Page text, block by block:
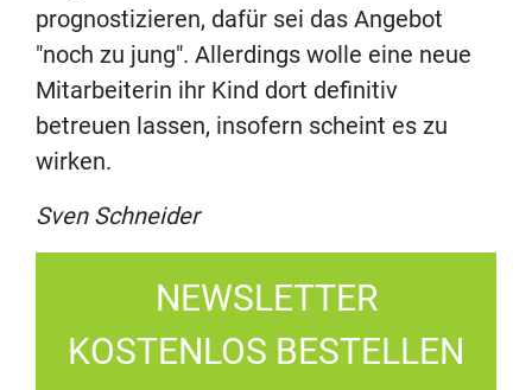
prognostizieren, dafür sei das Angebot
"noch zu jung". Allerdings wolle eine neue
Mitarbeiterin ihr Kind dort definitiv
betreuen lassen, insofern scheint es zu
wirken.
Sven Schneider
NEWSLETTER
KOSTENLOS BESTELLEN